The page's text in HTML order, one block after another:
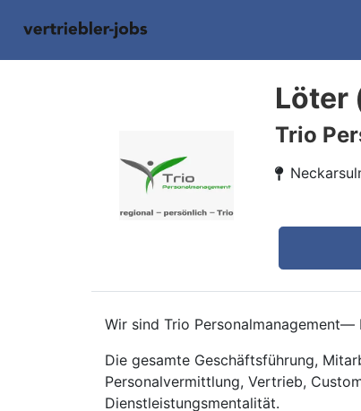
Löter
Trio
Wir sind Trio Personalmanagement—
Die gesamte Geschäftsführung,
Personalvermittlung, Vertrieb,
Dienstleistungsmentalität.